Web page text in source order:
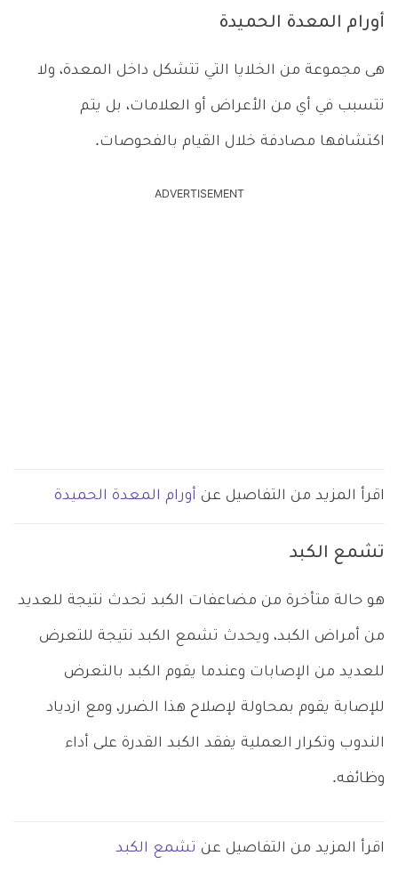
أورام المعدة الحميدة
هى مجموعة من الخلايا التي تتشكل داخل المعدة، ولا
تتسبب في أي من الأعراض أو العلامات، بل يتم
اكتشافها مصادفة خلال القيام بالفحوصات.
ADVERTISEMENT
اقرأ المزيد من التفاصيل عن أورام المعدة الحميدة
تشمع الكبد
هو حالة متأخرة من مضاعفات الكبد تحدث نتيجة للعديد
من أمراض الكبد، ويحدث تشمع الكبد نتيجة للتعرض
للعديد من الإصابات وعندما يقوم الكبد بالتعرض
للإصابة يقوم بمحاولة لإصلاح هذا الضرر، ومع ازدياد
الندوب وتكرار العملية يفقد الكبد القدرة على أداء
وظائفه.
اقرأ المزيد من التفاصيل عن تشمع الكبد